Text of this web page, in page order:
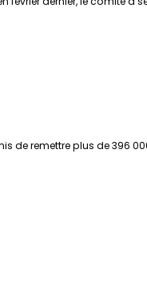
de remettre plus de 396